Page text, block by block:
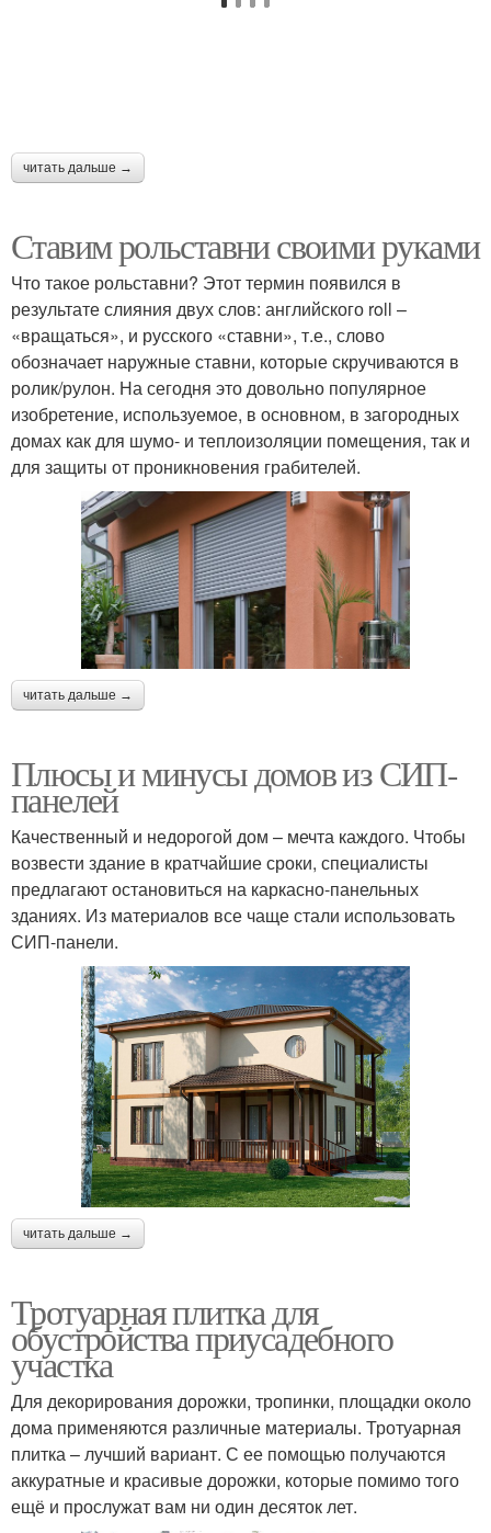
читать дальше →
Ставим рольставни своими руками
Что такое рольставни? Этот термин появился в
результате слияния двух слов: английского roll –
«вращаться», и русского «ставни», т.е., слово
обозначает наружные ставни, которые скручиваются в
ролик/рулон. На сегодня это довольно популярное
изобретение, используемое, в основном, в загородных
домах как для шумо- и теплоизоляции помещения, так и
для защиты от проникновения грабителей.
читать дальше →
Плюсы и минусы домов из СИП-
панелей
Качественный и недорогой дом – мечта каждого. Чтобы
возвести здание в кратчайшие сроки, специалисты
предлагают остановиться на каркасно-панельных
зданиях. Из материалов все чаще стали использовать
СИП-панели.
читать дальше →
Тротуарная плитка для
обустройства приусадебного
участка
Для декорирования дорожки, тропинки, площадки около
дома применяются различные материалы. Тротуарная
плитка – лучший вариант. С ее помощью получаются
аккуратные и красивые дорожки, которые помимо того
ещё и прослужат вам ни один десяток лет.